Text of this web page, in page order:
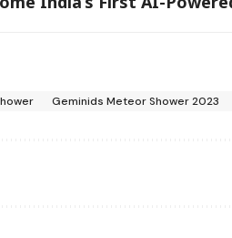
Geminids Meteor Shower 2023